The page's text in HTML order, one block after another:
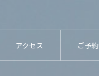
アクセス ご予約